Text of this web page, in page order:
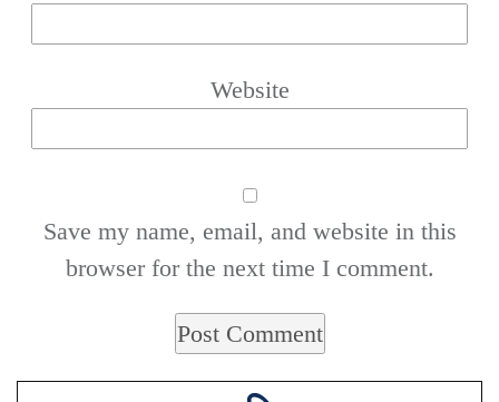
Website
Save my name, email, and website in this
browser for the next time I comment.